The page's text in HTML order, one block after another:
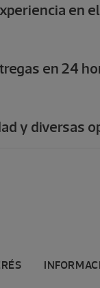
en
en 24
y diversas